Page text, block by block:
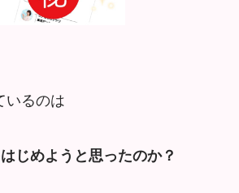
いるのは
じめようと思ったのか？